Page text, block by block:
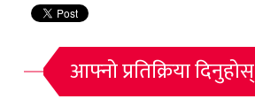
आफ्नो प्रतिक्रिया दिनुहोस्